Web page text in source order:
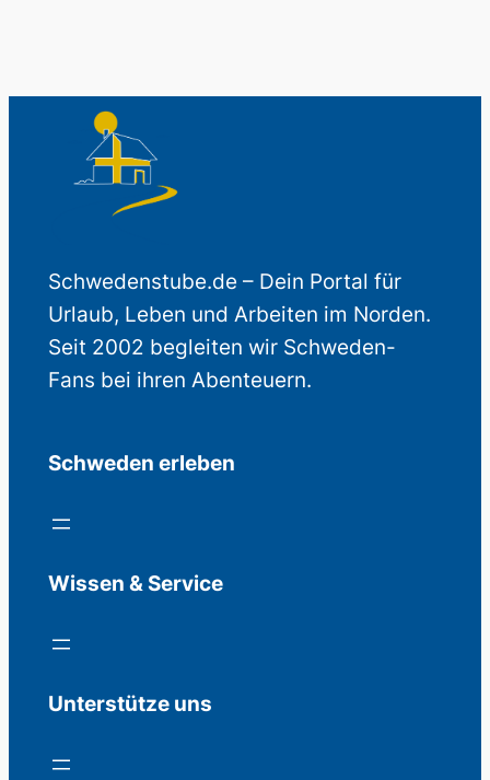
Schwedenstube.de – Dein Portal für
Urlaub, Leben und Arbeiten im Norden.
Seit 2002 begleiten wir Schweden-
Fans bei ihren Abenteuern.
Schweden erleben
Wissen & Service
Unterstütze uns